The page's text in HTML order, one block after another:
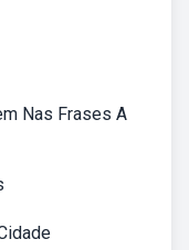
Nas Frases A